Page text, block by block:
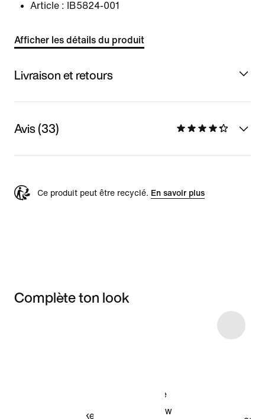
Article :
IB5824-001
Afficher les détails du produit
Livraison et retours
Avis (33)
Ce produit peut être recyclé. En savoir plus
Complète ton look